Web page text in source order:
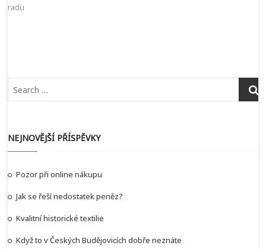
radu
NEJNOVĚJŠÍ PŘÍSPĚVKY
Pozor při online nákupu
Jak se řeší nedostatek peněz?
Kvalitní historické textilie
Když to v Českých Budějovicích dobře neznáte